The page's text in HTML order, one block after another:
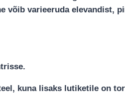
võib varieeruda elevandist,
kuna lisaks lutiketile on